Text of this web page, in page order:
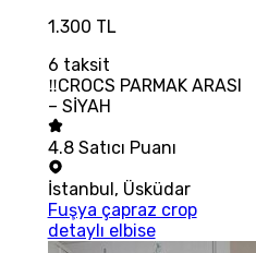
1.300 TL
6 taksit
‼CROCS PARMAK ARASI
– SİYAH
4.8 Satıcı Puanı
İstanbul, Üsküdar
Fuşya çapraz crop
detaylı elbise